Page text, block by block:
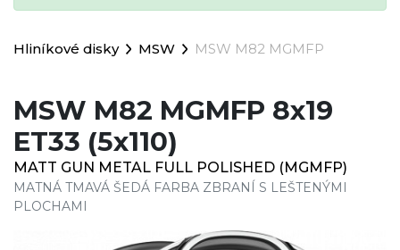
Hliníkové disky MSW MSW M82 MGMFP
MSW M82 MGMFP 8x19
ET33 (5x110)
MATT GUN METAL FULL POLISHED (MGMFP)
MATNÁ TMAVÁ ŠEDÁ FARBA ZBRANÍ S LEŠTENÝMI
PLOCHAMI